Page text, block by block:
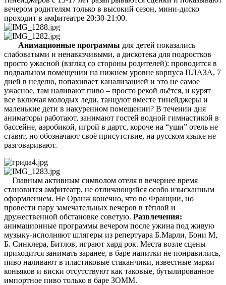
вечером родителям только в высокий сезон, мини-диско
проходит в амфитеатре 20:30-21:00.
Анимационные программы для детей показались
слабоватыми и ненавязчивыми, а дискотека для подростков
просто ужасной (взгляд со стороны родителей): проводится в
подвальном помещении на нижнем уровне корпуса ПЛАЗА, 7
дней в неделю, попахивает канализацией и это не самое
ужасное, там наливают пиво – просто рекой льётся, и курят
все включая молодых леди, танцуют вместе тинейджеры и
маленькие дети в накуренном помещении? В течении дня
аниматоры работают, занимают гостей водной гимнастикой в
бассейне, аэробикой, игрой в дартс, короче на “уши” отель не
ставят, но обозначают своё присутствие, на русском языке не
разговаривают.
Главным активным символом отеля в вечернее время
становится амфитеатр, не отличающийся особо изысканным
оформлением. Не Оранж конечно, что во Франции, но
провести пару замечательных вечеров в тёплой и
дружественной обстановке советую. Развлечения:
анимационные программы вечером после ужина под живую
музыку-исполняют шлягеры из репертуара Б.Марли, Бони М,
Б. Синклера, Битлов, играют хард рок. Места возле сцены
приходится занимать заранее, в баре напитки не понравились,
пиво наливают в пластиковые стаканчики, известные марки
коньяков и виски отсутствуют как таковые, бутылированное
импортное пиво только в баре ЗОММ.